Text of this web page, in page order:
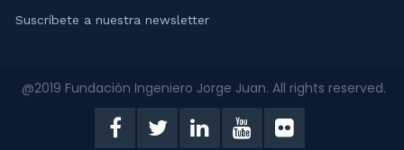
Suscríbete a nuestra newsletter
@2019 Fundación Ingeniero Jorge Juan. All rights reserved.